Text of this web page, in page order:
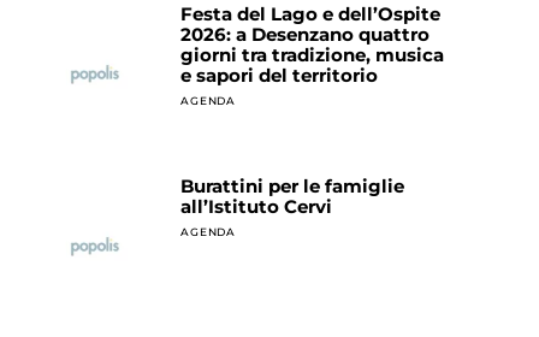
Festa del Lago e dell’Ospite
2026: a Desenzano quattro
giorni tra tradizione, musica
e sapori del territorio
AGENDA
Burattini per le famiglie
all’Istituto Cervi
AGENDA